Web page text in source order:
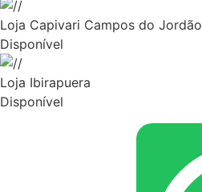
Loja Capivari Campos do Jordão
Disponível
Loja Ibirapuera
Disponível